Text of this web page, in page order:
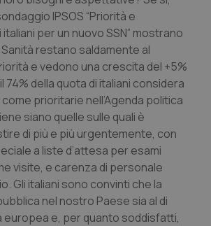
& Rettocolite Ulcerosa
& patologie neurodegenerative
IPSOS “Priorità e
per un nuovo SSN” mostrano
restano saldamente al
e vedono una crescita del +5%
74% della quota di italiani considera
prioritarie nell’Agenda politica
siano quelle sulle quali è
di più e più urgentemente, con
a liste d’attesa per esami
visite, e carenza di personale
Gli italiani sono convinti che la
nel nostro Paese sia al di
europea e, per quanto soddisfatti,